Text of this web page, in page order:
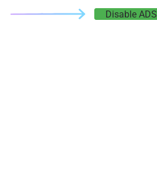
Disable ADS